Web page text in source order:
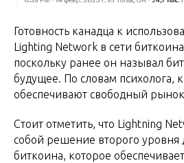
Готовность канадца к
Lighting Network в сети
поскольку ранее он называл
будущее. По словам психолога,
обеспечивают свободный рынок
Стоит отметить, что Lightning
собой решение второго уровня
биткоина, которое